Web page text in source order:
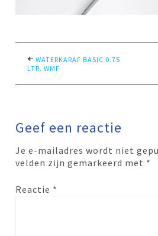
WATERKARAF BASIC 0.75
LTR. WMF
Geef een reactie
Je e-mailadres wordt niet
velden zijn gemarkeerd met *
Reactie *